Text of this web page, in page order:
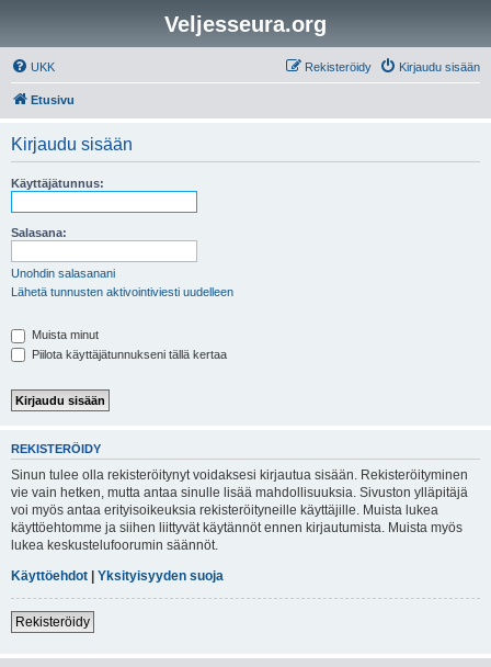
Veljesseura.org
UKK Kirjaudu sisään
Rekisteröidy
Etusivu
Kirjaudu sisään
Käyttäjätunnus:
Salasana:
Unohdin salasanani
Lähetä tunnusten aktivointiviesti uudelleen
Muista minut
Piilota käyttäjätunnukseni tällä kertaa
REKISTERÖIDY
Sinun tulee olla rekisteröitynyt voidaksesi kirjautua sisään. Rekisteröityminen
vie vain hetken, mutta antaa sinulle lisää mahdollisuuksia. Sivuston ylläpitäjä
voi myös antaa erityisoikeuksia rekisteröityneille käyttäjille. Muista lukea
käyttöehtomme ja siihen liittyvät käytännöt ennen kirjautumista. Muista myös
lukea keskustelufoorumin säännöt.
Käyttöehdot | Yksityisyyden suoja
Rekisteröidy